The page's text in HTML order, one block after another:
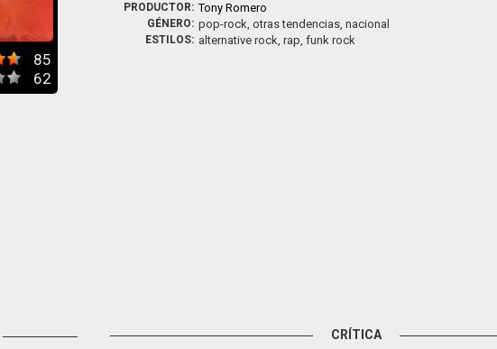
85
62
PRODUCTOR: Tony Romero
GÉNERO: pop-rock, otras tendencias, nacional
ESTILOS: alternative rock, rap, funk rock
CRÍTICA